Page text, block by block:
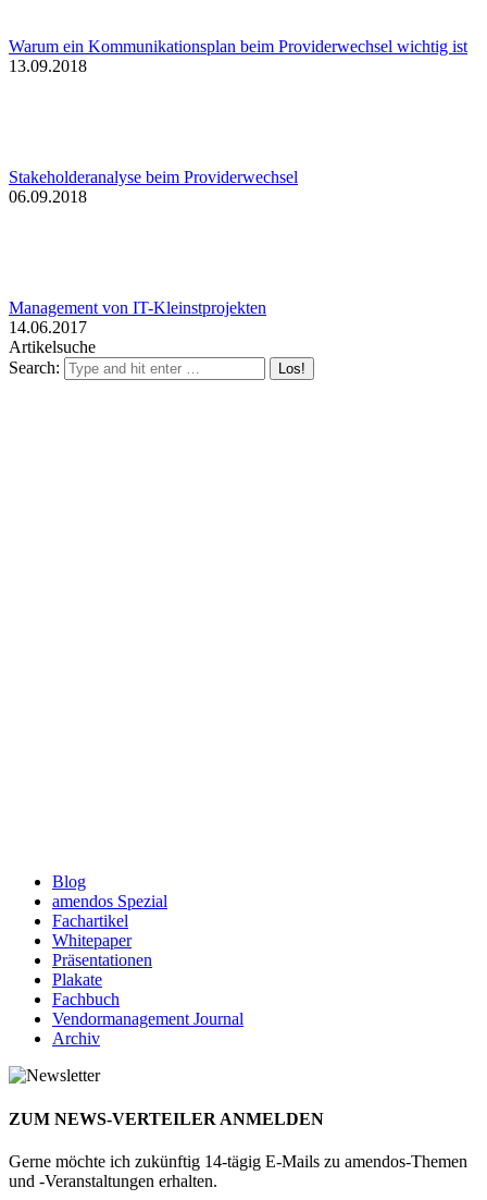
Warum ein Kommunikationsplan beim Providerwechsel wichtig ist
13.09.2018
Stakeholderanalyse beim Providerwechsel
06.09.2018
Management von IT-Kleinstprojekten
14.06.2017
Artikelsuche
Search:
Blog
amendos Spezial
Fachartikel
Whitepaper
Präsentationen
Plakate
Fachbuch
Vendormanagement Journal
Archiv
ZUM NEWS-VERTEILER ANMELDEN
Gerne möchte ich zukünftig 14-tägig E-Mails zu amendos-Themen
und -Veranstaltungen erhalten.